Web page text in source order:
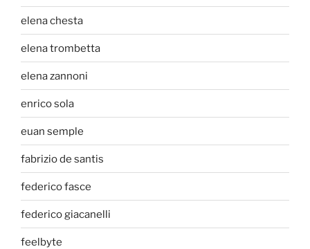
elena chesta
elena trombetta
elena zannoni
enrico sola
euan semple
fabrizio de santis
federico fasce
federico giacanelli
feelbyte